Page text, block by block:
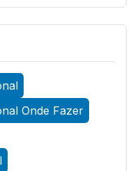
Saúde
no
Saúde
Segurança no
para
Eficiente
Onde Fazer